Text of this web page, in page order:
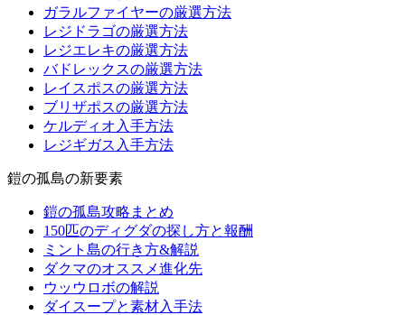
ガラルファイヤーの厳選方法
レジドラゴの厳選方法
レジエレキの厳選方法
バドレックスの厳選方法
レイスポスの厳選方法
ブリザポスの厳選方法
ケルディオ入手方法
レジギガス入手方法
鎧の孤島の新要素
鎧の孤島攻略まとめ
150匹のディグダの探し方と報酬
ミント島の行き方&解説
ダクマのオススメ進化先
ウッウロボの解説
ダイスープと素材入手法